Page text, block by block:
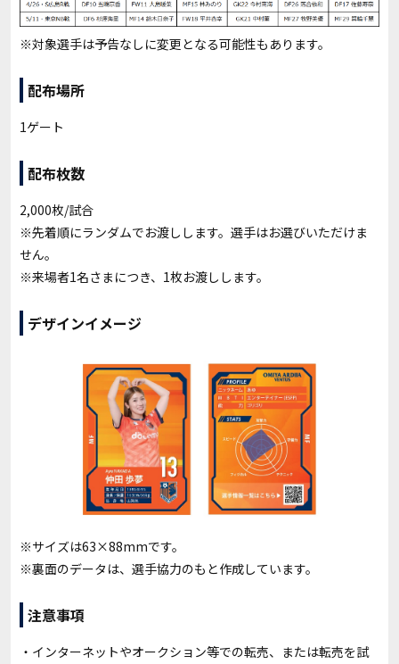
※対象選手は予告なしに変更となる可能性もあります。
配布場所
1ゲート
配布枚数
2,000枚/試合
※先着順にランダムでお渡しします。選手はお選びいただけま
せん。
※来場者1名さまにつき、1枚お渡しします。
デザインイメージ
※サイズは63×88mmです。
※裏面のデータは、選手協力のもと作成しています。
注意事項
・インターネットやオークション等での転売、または転売を試